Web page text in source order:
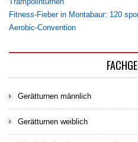
Fitness-Fieber in Montabaur: 120
Aerobic-Convention
Gerätturnen männlich
Gerätturnen weiblich